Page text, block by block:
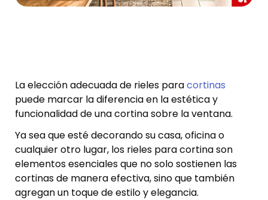
La elección adecuada de rieles paracortinas
puede marcar la diferencia en la estética y
funcionalidad de una cortina sobre la ventana.
Ya sea que esté decorando su casa, oficina o
cualquier otro lugar, los rieles para cortina son
elementos esenciales que no solo sostienen las
cortinas de manera efectiva, sino que también
agregan un toque de estilo y elegancia.